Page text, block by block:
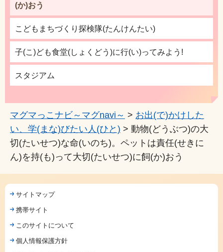
(か)おう
こどもまちづくり探検隊(たんけんたい)
子(こ)ども食堂(しょくどう)に行(い)ってみよう!
スタジアム
マグマっこナビ～マグnavi～ > お出(で)かけした
い、学(まな)びたい人(ひと) > 動物(どうぶつ)の大
切(たいせつ)な命(いのち)。ペットは責任(せきに
ん)を持(も)って大切(たいせつ)に飼(か)おう
サイトマップ
携帯サイト
このサイトについて
個人情報保護方針